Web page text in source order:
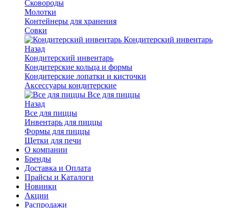
Сковороды
Молотки
Контейнеры для хранения
Совки
Кондитерский инвентарь
Назад
Кондитерский инвентарь
Кондитерские кольца и формы
Кондитерские лопатки и кисточки
Аксессуары кондитерские
Все для пиццы
Назад
Все для пиццы
Инвентарь для пиццы
Формы для пиццы
Щетки для печи
О компании
Бренды
Доставка и Оплата
Прайсы и Каталоги
Новинки
Акции
Распродажи